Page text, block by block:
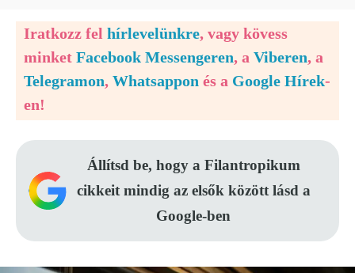
Iratkozz fel hírlevelünkre, vagy kövess
minket Facebook Messengeren, a Viberen, a
Telegramon, Whatsappon és a Google Hírek-
en!
Állítsd be, hogy a Filantropikum
cikkeit mindig az elsők között lásd a
Google-ben